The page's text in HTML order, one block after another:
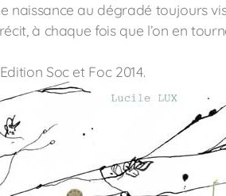
naissance au dégradé toujours
à chaque fois que l’on en
Edition Soc et Foc 2014.